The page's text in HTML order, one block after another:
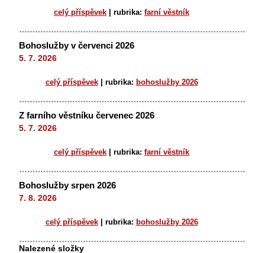
celý příspěvek rubrika: farní věstník
Bohoslužby v červenci 2026
5. 7. 2026
celý příspěvek rubrika: bohoslužby 2026
Z farního věstníku červenec 2026
5. 7. 2026
celý příspěvek rubrika: farní věstník
Bohoslužby srpen 2026
7. 8. 2026
celý příspěvek rubrika: bohoslužby 2026
Nalezené složky